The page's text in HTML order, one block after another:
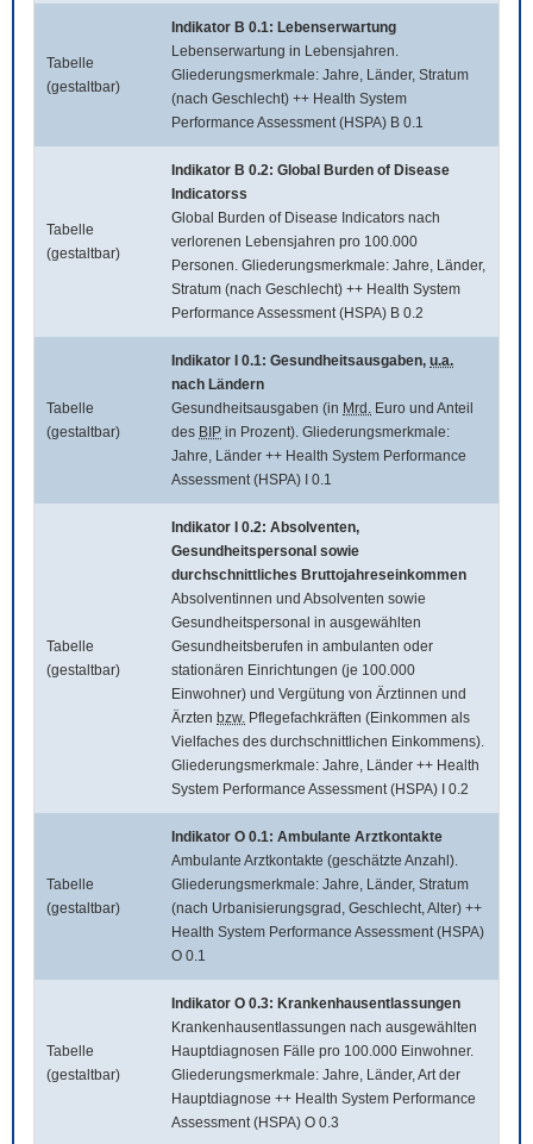
Tabelle
(gestaltbar)
Indikator B 0.1: Lebenserwartung
Lebenserwartung in Lebensjahren.
Gliederungsmerkmale: Jahre, Länder, Stratum
(nach Geschlecht) ++ Health System
Performance Assessment (HSPA) B 0.1
Tabelle
(gestaltbar)
Indikator B 0.2: Global Burden of Disease
Indicatorss
Global Burden of Disease Indicators nach
verlorenen Lebensjahren pro 100.000
Personen. Gliederungsmerkmale: Jahre, Länder,
Stratum (nach Geschlecht) ++ Health System
Performance Assessment (HSPA) B 0.2
Tabelle
(gestaltbar)
Indikator I 0.1: Gesundheitsausgaben, u.a.
nach Ländern
Gesundheitsausgaben (in Mrd. Euro und Anteil
des BIP in Prozent). Gliederungsmerkmale:
Jahre, Länder ++ Health System Performance
Assessment (HSPA) I 0.1
Tabelle
(gestaltbar)
Indikator I 0.2: Absolventen,
Gesundheitspersonal sowie
durchschnittliches Bruttojahreseinkommen
Absolventinnen und Absolventen sowie
Gesundheitspersonal in ausgewählten
Gesundheitsberufen in ambulanten oder
stationären Einrichtungen (je 100.000
Einwohner) und Vergütung von Ärztinnen und
Ärzten bzw. Pflegefachkräften (Einkommen als
Vielfaches des durchschnittlichen Einkommens).
Gliederungsmerkmale: Jahre, Länder ++ Health
System Performance Assessment (HSPA) I 0.2
Tabelle
(gestaltbar)
Indikator O 0.1: Ambulante Arztkontakte
Ambulante Arztkontakte (geschätzte Anzahl).
Gliederungsmerkmale: Jahre, Länder, Stratum
(nach Urbanisierungsgrad, Geschlecht, Alter) ++
Health System Performance Assessment (HSPA)
O 0.1
Tabelle
(gestaltbar)
Indikator O 0.3: Krankenhausentlassungen
Krankenhausentlassungen nach ausgewählten
Hauptdiagnosen Fälle pro 100.000 Einwohner.
Gliederungsmerkmale: Jahre, Länder, Art der
Hauptdiagnose ++ Health System Performance
Assessment (HSPA) O 0.3